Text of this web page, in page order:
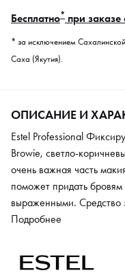
Бесплатно* при заказе
* за исключением
Саха (Якутия).
ОПИСАНИЕ И
Estel Professional
Browie, светло-
очень важная часть
поможет придать
выраженными. Средство
чтобы сделать образ
еще более
ощущения липкости.
Подробнее